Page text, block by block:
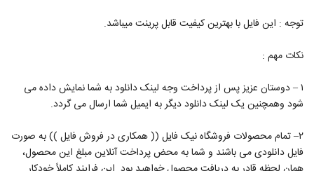
توجه : این فایل با بهترین کیفیت قابل پرینت میباشد.
نکات مهم :
۱ – دوستان عزیز پس از پرداخت وجه لینک دانلود به شما نمایش داده می
شود وهمچنین یک لینک دانلود دیگر به ایمیل شما ارسال می گردد.
۲– تمام محصولات فروشگاه نیک فایل (( همکاری در فروش فایل )) به صورت
فایل دانلودی می باشند و شما به محض پرداخت آنلاین مبلغ این محصول،